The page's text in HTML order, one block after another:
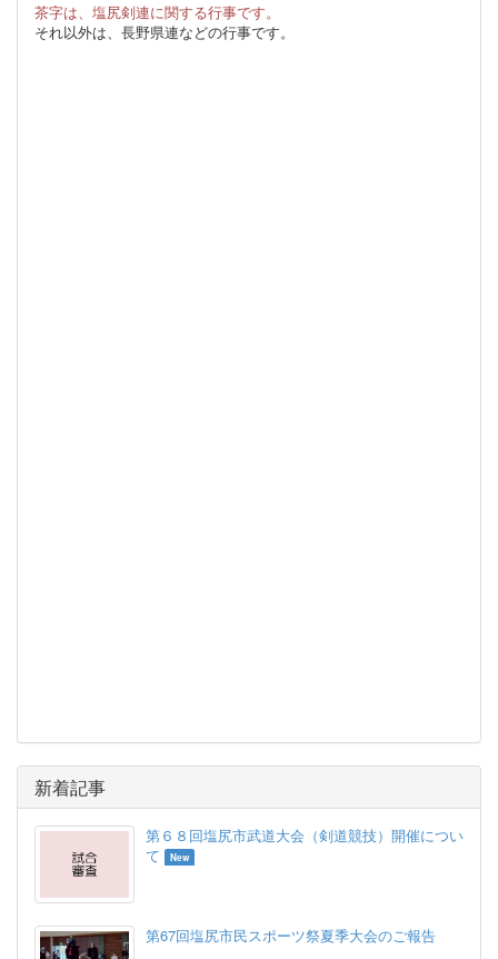
茶字は、塩尻剣連に関する行事です。
それ以外は、長野県連などの行事です。
新着記事
第６８回塩尻市武道大会（剣道競技）開催につい
て
New
第67回塩尻市民スポーツ祭夏季大会のご報告